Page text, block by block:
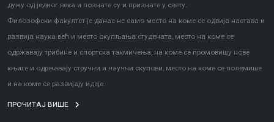
дужу од једног века и познате су и признате у свету.
Филозофски факултет је данас не само место на коме се одвија настава и
развија наука већ и место окупљања студената, место на коме се
одржавају трибине и спортска такмичења, на коме се промовишу нове
књиге и одржавају стручни и научни скупови, место на коме се полемише
и на коме се развијају идеје.
ПРОЧИТАЈ ВИШЕ